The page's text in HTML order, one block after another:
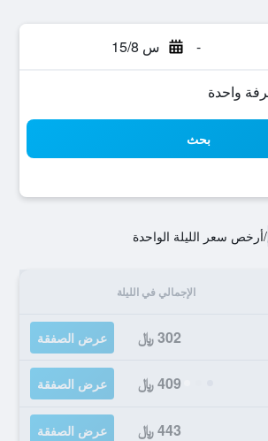
- س 15/8
بحث
/أرخص سعر الليلة الواحدة
الإجمالي في الليلة
302 ﷼ عرض الصفقة
409 ﷼ عرض الصفقة
443 ﷼ عرض الصفقة